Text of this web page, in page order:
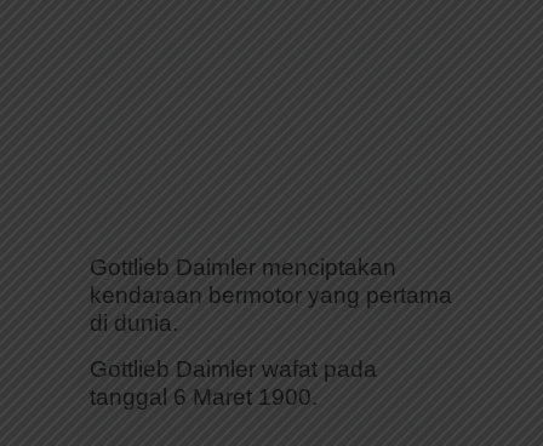
Gottlieb Daimler menciptakan
kendaraan bermotor yang pertama
di dunia.
Gottlieb Daimler wafat pada
tanggal 6 Maret 1900.